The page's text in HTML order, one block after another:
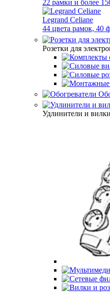
22 рамки и более
Legrand Celiane
44 цвета рамок, 40
Розетки для
Удлинители и вилки